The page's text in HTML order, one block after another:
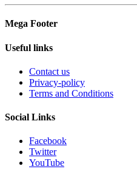
Mega Footer
Useful links
Contact us
Privacy-policy
Terms and Conditions
Social Links
Facebook
Twitter
YouTube